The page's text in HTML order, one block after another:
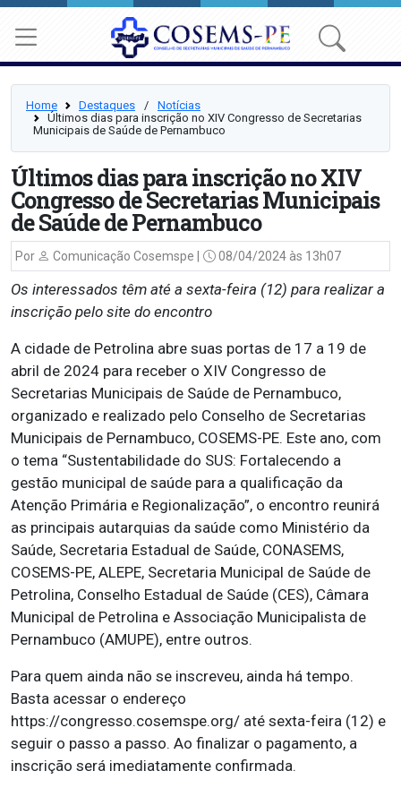
Home Destaques ⠀/⠀ Notícias
Últimos dias para inscrição no XIV Congresso de Secretarias
Municipais de Saúde de Pernambuco
Últimos dias para inscrição no XIV
Congresso de Secretarias Municipais
de Saúde de Pernambuco
Por Comunicação Cosemspe | 08/04/2024 às 13h07
Os interessados têm até a sexta-feira (12) para realizar a
inscrição pelo site do encontro
A cidade de Petrolina abre suas portas de 17 a 19 de
abril de 2024 para receber o XIV Congresso de
Secretarias Municipais de Saúde de Pernambuco,
organizado e realizado pelo Conselho de Secretarias
Municipais de Pernambuco, COSEMS-PE. Este ano, com
o tema “Sustentabilidade do SUS: Fortalecendo a
gestão municipal de saúde para a qualificação da
Atenção Primária e Regionalização”, o encontro reunirá
as principais autarquias da saúde como Ministério da
Saúde, Secretaria Estadual de Saúde, CONASEMS,
COSEMS-PE, ALEPE, Secretaria Municipal de Saúde de
Petrolina, Conselho Estadual de Saúde (CES), Câmara
Municipal de Petrolina e Associação Municipalista de
Pernambuco (AMUPE), entre outros.
Para quem ainda não se inscreveu, ainda há tempo.
Basta acessar o endereço
https://congresso.cosemspe.org/ até sexta-feira (12) e
seguir o passo a passo. Ao finalizar o pagamento, a
inscrição será imediatamente confirmada.